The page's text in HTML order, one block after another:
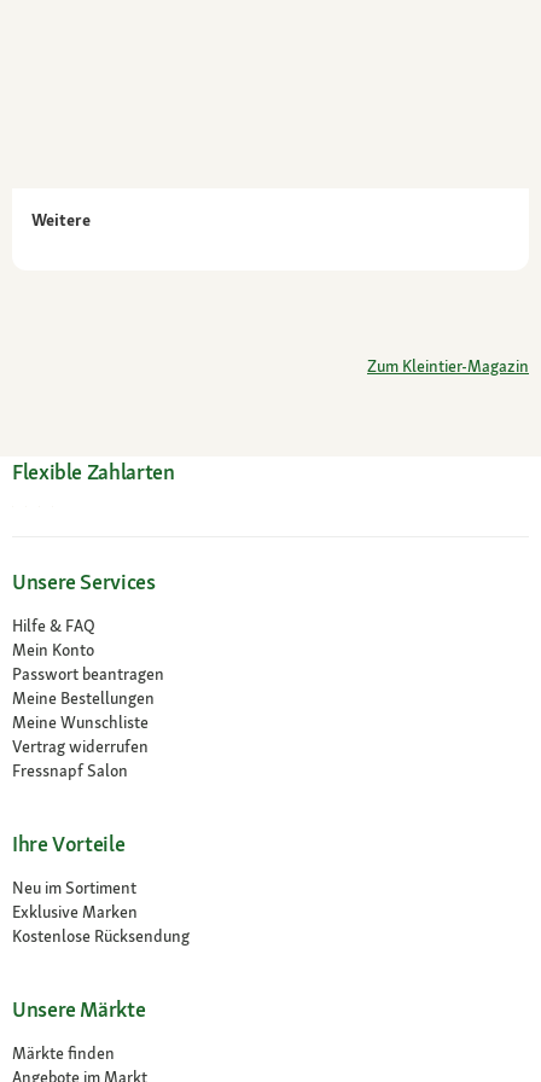
Weitere
Zum Kleintier-Magazin
Flexible Zahlarten
Unsere Services
Hilfe & FAQ
Mein Konto
Passwort beantragen
Meine Bestellungen
Meine Wunschliste
Vertrag widerrufen
Fressnapf Salon
Ihre Vorteile
Neu im Sortiment
Exklusive Marken
Kostenlose Rücksendung
Unsere Märkte
Märkte finden
Angebote im Markt